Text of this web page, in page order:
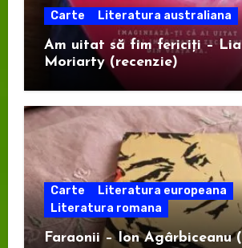
Carte Literatura australiana
Am uitat să fim fericiți –
Moriarty (recenzie)
Carte
Literatura europeana
Literatura romana
Faraonii – Ion Agârbiceanu